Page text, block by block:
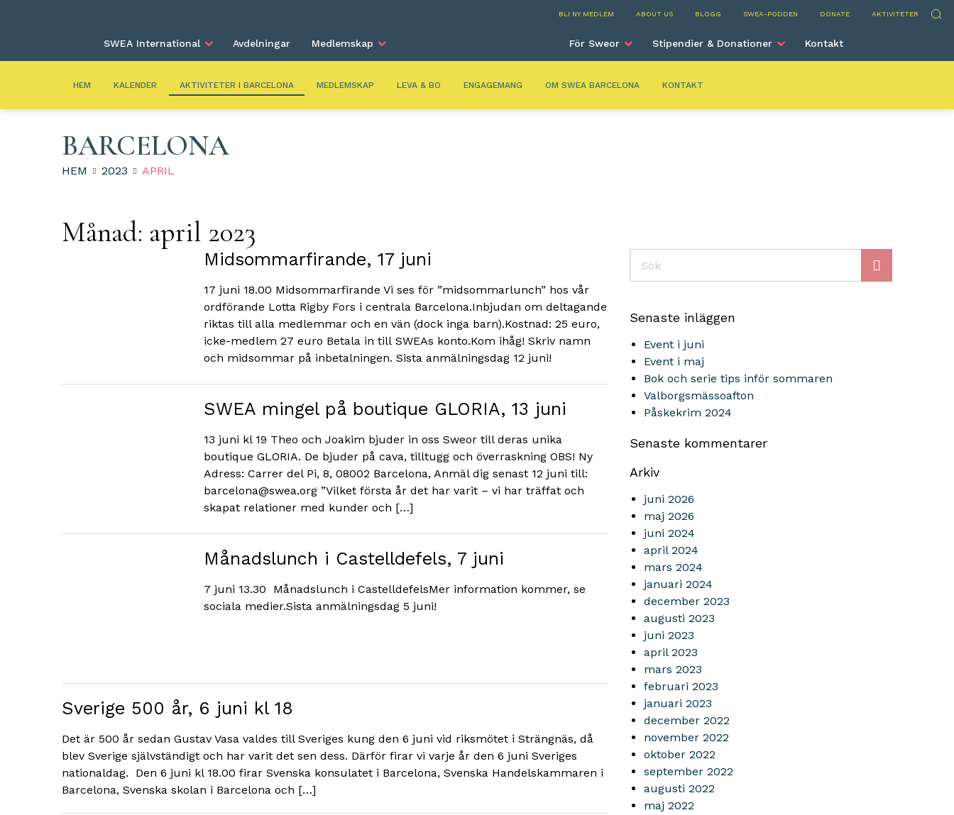
BLI NY MEDLEM ABOUT US BLOGG SWEA-PODDEN DONATE AKTIVITETER Sök
Barcelona
SWEA International Avdelningar Medlemskap För Sweor Stipendier & Donationer Kontakt
HEM KALENDER AKTIVITETER I BARCELONA MEDLEMSKAP LEVA & BO ENGAGEMANG OM SWEA BARCELONA KONTAKT
BARCELONA
HEM 2023 APRIL
Månad: april 2023
Midsommarfirande, 17 juni
17 juni 18.00 Midsommarfirande Vi ses för ”midsommarlunch” hos vår
ordförande Lotta Rigby Fors i centrala Barcelona.Inbjudan om deltagande
riktas till alla medlemmar och en vän (dock inga barn).Kostnad: 25 euro,
icke-medlem 27 euro Betala in till SWEAs konto.Kom ihåg! Skriv namn
och midsommar på inbetalningen. Sista anmälningsdag 12 juni!
SWEA mingel på boutique GLORIA, 13 juni
13 juni kl 19 Theo och Joakim bjuder in oss Sweor till deras unika
boutique GLORIA. De bjuder på cava, tilltugg och överraskning OBS! Ny
Adress: Carrer del Pi, 8, 08002 Barcelona, Anmäl dig senast 12 juni till:
barcelona@swea.org ”Vilket första år det har varit – vi har träffat och
skapat relationer med kunder och […]
Månadslunch i Castelldefels, 7 juni
7 juni 13.30 Månadslunch i CastelldefelsMer information kommer, se
sociala medier.Sista anmälningsdag 5 juni!
Sverige 500 år, 6 juni kl 18
Det är 500 år sedan Gustav Vasa valdes till Sveriges kung den 6 juni vid riksmötet i Strängnäs, då
blev Sverige självständigt och har varit det sen dess. Därför firar vi varje år den 6 juni Sveriges
nationaldag. Den 6 juni kl 18.00 firar Svenska konsulatet i Barcelona, Svenska Handelskammaren i
Barcelona, Svenska skolan i Barcelona och […]
Senaste inläggen
Event i juni
Event i maj
Bok och serie tips inför sommaren
Valborgsmässoafton
Påskekrim 2024
Senaste kommentarer
Arkiv
juni 2026
maj 2026
juni 2024
april 2024
mars 2024
januari 2024
december 2023
augusti 2023
juni 2023
april 2023
mars 2023
februari 2023
januari 2023
december 2022
november 2022
oktober 2022
september 2022
augusti 2022
maj 2022